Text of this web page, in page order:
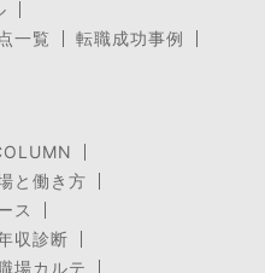
一覧
転職成功事例
と働き方
ス
収診断
場カルテ